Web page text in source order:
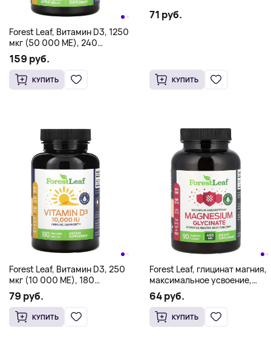
Forest Leaf, Витамин D3, 1250
мкг (50 000 МЕ), 240
растительных капсул
159 руб.
КУПИТЬ
71 руб.
КУПИТЬ
Forest Leaf, Витамин D3, 250
мкг (10 000 МЕ), 180
растительных капсул
79 руб.
КУПИТЬ
Forest Leaf, глицинат магния,
максимальное усвоение,
90 растительных капсул
(133,3 мг в 1 капсуле)
64 руб.
КУПИТЬ